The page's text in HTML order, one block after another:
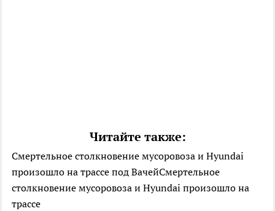
Читайте также:
Смертельное столкновение мусоровоза и Hyundai
произошло на трассе под ВачейСмертельное
столкновение мусоровоза и Hyundai произошло на
трассе